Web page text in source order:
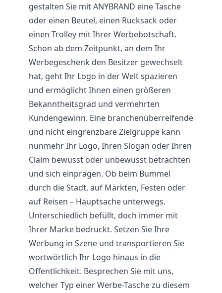
gestalten Sie mit ANYBRAND eine Tasche
oder einen Beutel, einen Rucksack oder
einen Trolley mit Ihrer Werbebotschaft.
Schon ab dem Zeitpunkt, an dem Ihr
Werbegeschenk den Besitzer gewechselt
hat, geht Ihr Logo in der Welt spazieren
und ermöglicht Ihnen einen größeren
Bekanntheitsgrad und vermehrten
Kundengewinn. Eine branchenüberreifende
und nicht eingrenzbare Zielgruppe kann
nunmehr Ihr Logo, Ihren Slogan oder Ihren
Claim bewusst oder unbewusst betrachten
und sich einprägen. Ob beim Bummel
durch die Stadt, auf Märkten, Festen oder
auf Reisen – Hauptsache unterwegs.
Unterschiedlich befüllt, doch immer mit
Ihrer Marke bedruckt. Setzen Sie Ihre
Werbung in Szene und transportieren Sie
wortwörtlich Ihr Logo hinaus in die
Öffentlichkeit. Besprechen Sie mit uns,
welcher Typ einer Werbe-Tasche zu diesem